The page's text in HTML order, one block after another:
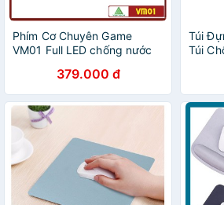
Phím Cơ Chuyên Game
VM01 Full LED chống nước
379.000 đ
Túi
Túi